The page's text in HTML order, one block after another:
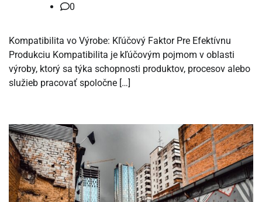
0
Kompatibilita vo Výrobe: Kľúčový Faktor Pre Efektívnu
Produkciu Kompatibilita je kľúčovým pojmom v oblasti
výroby, ktorý sa týka schopnosti produktov, procesov alebo
služieb pracovať spoločne […]